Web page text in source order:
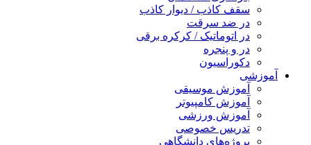
سقف کاذب / دیوار کاذب
در ضد سرقت
در اتوماتیک / کرکره برقی
در و پنجره
دکوراسیون
آموزشی
آموزش موسیقی
آموزش کامپیوتر
آموزش ورزشی
تدریس خصوصی
پروژه‌های دانشگاهی